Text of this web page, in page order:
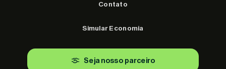
Contato
Simular Economia
Seja nosso parceiro